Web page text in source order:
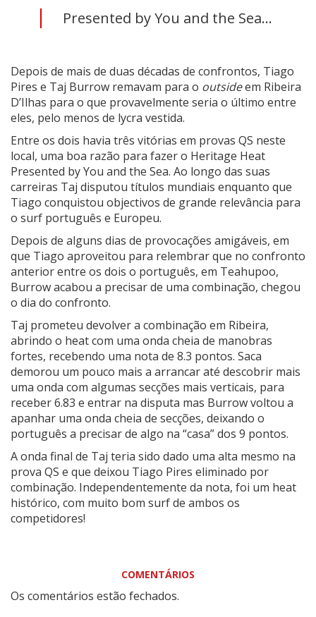
Presented by You and the Sea...
Depois de mais de duas décadas de confrontos, Tiago
Pires e Taj Burrow remavam para o outsideem Ribeira
D’Ilhas para o que provavelmente seria o último entre
eles, pelo menos de lycra vestida.
Entre os dois havia três vitórias em provas QS neste
local, uma boa razão para fazer o Heritage Heat
Presented by You and the Sea. Ao longo das suas
carreiras Taj disputou títulos mundiais enquanto que
Tiago conquistou objectivos de grande relevância para
o surf português e Europeu.
Depois de alguns dias de provocações amigáveis, em
que Tiago aproveitou para relembrar que no confronto
anterior entre os dois o português, em Teahupoo,
Burrow acabou a precisar de uma combinação, chegou
o dia do confronto.
Taj prometeu devolver a combinação em Ribeira,
abrindo o heat com uma onda cheia de manobras
fortes, recebendo uma nota de 8.3 pontos. Saca
demorou um pouco mais a arrancar até descobrir mais
uma onda com algumas secções mais verticais, para
receber 6.83 e entrar na disputa mas Burrow voltou a
apanhar uma onda cheia de secções, deixando o
português a precisar de algo na “casa” dos 9 pontos.
A onda final de Taj teria sido dado uma alta mesmo na
prova QS e que deixou Tiago Pires eliminado por
combinação. Independentemente da nota, foi um heat
histórico, com muito bom surf de ambos os
competidores!
COMENTÁRIOS
Os comentários estão fechados.